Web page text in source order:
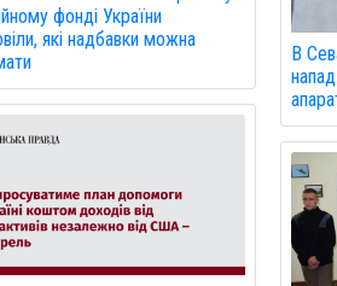
фонді України
які надбавки можна
В